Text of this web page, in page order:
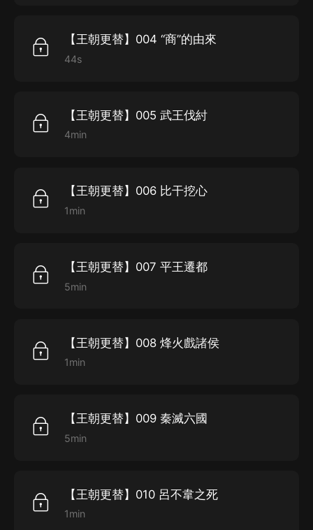
【王朝更替】004 “商”的由來
44s
【王朝更替】005 武王伐紂
4min
【王朝更替】006 比干挖心
1min
【王朝更替】007 平王遷都
5min
【王朝更替】008 烽火戲諸侯
1min
【王朝更替】009 秦滅六國
5min
【王朝更替】010 呂不韋之死
1min